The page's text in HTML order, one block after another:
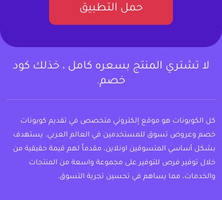
حمل التطبيق
لا تشتري المنتج بسعره كامل ، خذلك كود
خصم.
كل الكوبونات هو موقع إلكتروني متخصص في تقديم كوبونات
خصم وعروض تسوق للمستخدمين في العالم العربي. يستهدف
بشكل أساسي المتسوقين اونلاين، مقدماً لهم قيمة حقيقية من
خلال توفير فرص للتوفير على مجموعة واسعة من المنتجات
والخدمات، مما يساهم في تحسين تجربة التسوق.